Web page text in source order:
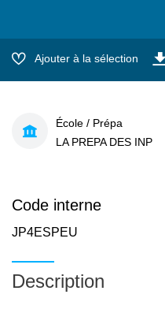
Ajouter à la sélection
École / Prépa
LA PREPA DES INP
Code interne
JP4ESPEU
Description